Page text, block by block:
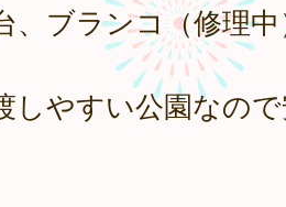
、ブランコ（修理
しやすい公園なの